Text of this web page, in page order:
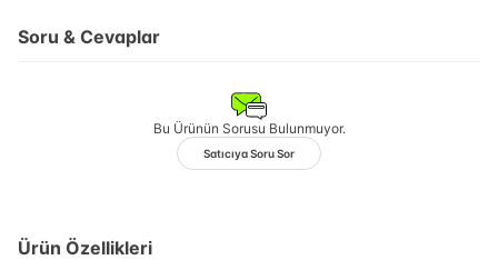
Soru & Cevaplar
Bu Ürünün Sorusu Bulunmuyor.
Satıcıya Soru Sor
Ürün Özellikleri